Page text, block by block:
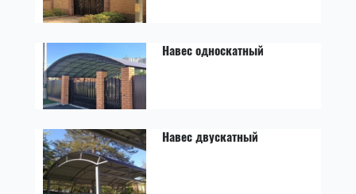
Навес односкатный
Навес двускатный